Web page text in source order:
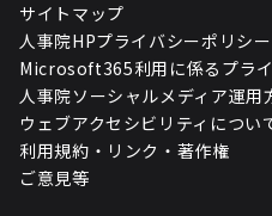
サイトマップ
人事院HPプライバシーポリシー
Microsoft365利用に係るプラ
人事院ソーシャルメディア運用
ウェブアクセシビリティについ
利用規約・リンク・著作権
ご意見等